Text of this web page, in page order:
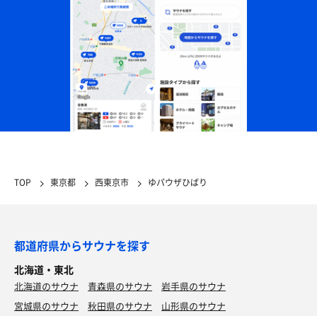
タルタルイノジ
しっかりしたタレに浸かった太麺ストレート。野菜、
皮付鶏焼豚、タルタルソース。超ジャンク美味😋。
TOP 東京都 西東京市 ゆパウザひばり
都道府県からサウナを探す
北海道・東北
北海道のサウナ 青森県のサウナ
岩手県のサウナ
宮城県のサウナ
秋田県のサウナ
山形県のサウナ